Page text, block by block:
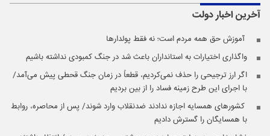
آخرین اخباردولت
️ آموزش حق همه مردم است؛ نه فقط پولدارها
واگذاری اختیارات به استانداران باعث شد در جنگ کمبودی نداشته باشیم
اگر ارز ترجیحی را حذف نمی‌کردیم، قطعاً در زمان جنگ قحطی پیش می‌آمد/
با اجرای این طرح زمینه فساد را از بین بردیم
️ کشورهای همسایه اجازه ندادند ضدنقلاب وارد شوند/ پس از محاصره، روابط
با همسایگان را گسترش دادیم